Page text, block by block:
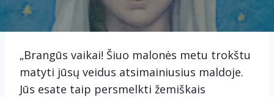
„Brangūs vaikai! Šiuo malonės metu trokštu
matyti jūsų veidus atsimainiusius maldoje.
Jūs esate taip persmelkti žemiškais